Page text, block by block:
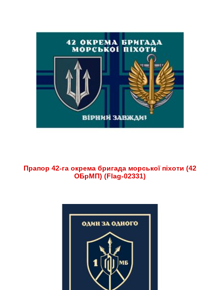
Прапор 42-га окрема бригада морської піхоти (42
ОБрМП) (Flag-02331)